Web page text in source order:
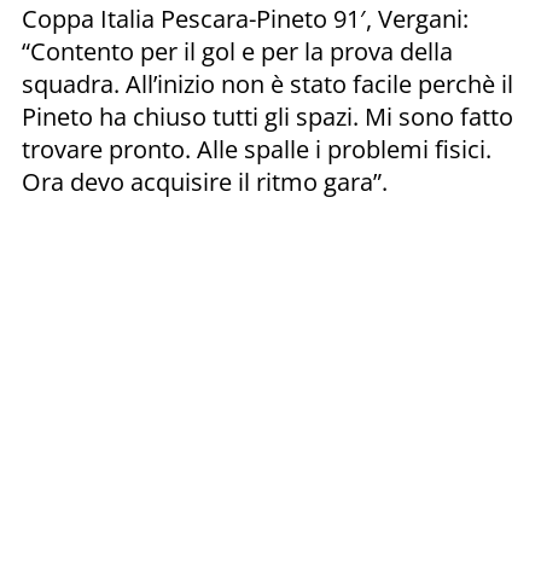
Coppa Italia Pescara-Pineto 91′, Vergani:
“Contento per il gol e per la prova della
squadra. All’inizio non è stato facile perchè il
Pineto ha chiuso tutti gli spazi. Mi sono fatto
trovare pronto. Alle spalle i problemi fisici.
Ora devo acquisire il ritmo gara”.